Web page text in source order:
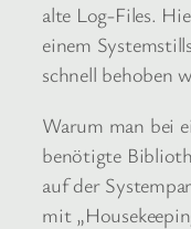
alte Log-Files.
einem
schnell behoben
Warum man bei
benötigte
auf der
mit